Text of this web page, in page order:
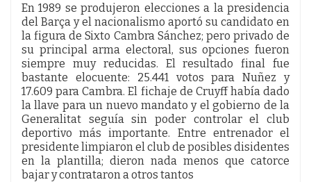
En 1989 se produjeron elecciones a la presidencia
del Barça y el nacionalismo aportó su candidato en
la figura de Sixto Cambra Sánchez; pero privado de
su principal arma electoral, sus opciones fueron
siempre muy reducidas. El resultado final fue
bastante elocuente: 25.441 votos para Nuñez y
17.609 para Cambra. El fichaje de Cruyff había dado
la llave para un nuevo mandato y el gobierno de la
Generalitat seguía sin poder controlar el club
deportivo más importante. Entre entrenador el
presidente limpiaron el club de posibles disidentes
en la plantilla; dieron nada menos que catorce
bajar y contrataron a otros tantos